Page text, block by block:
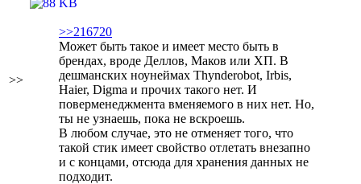
>>
>>216720
Может быть такое и имеет место быть в
брендах, вроде Деллов, Маков или ХП. В
дешманских ноунеймах Thynderobot, Irbis,
Haier, Digma и прочих такого нет. И
поверменеджмента вменяемого в них нет. Но,
ты не узнаешь, пока не вскроешь.
В любом случае, это не отменяет того, что
такой стик имеет свойство отлетать внезапно
и с концами, отсюда для хранения данных не
подходит.